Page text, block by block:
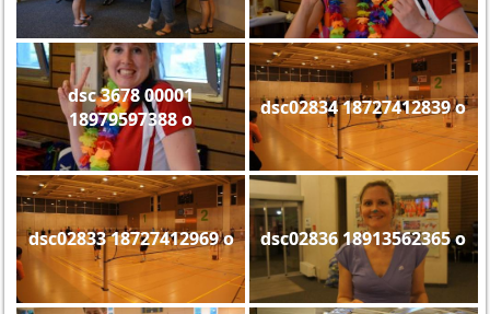
dsc 3678 00001
18979597388 o
dsc02834 18727412839 o
dsc02833 18727412969 o dsc02836 18913562365 o